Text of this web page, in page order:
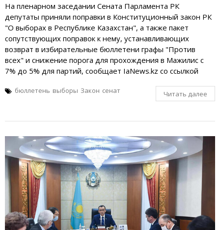
На пленарном заседании Сената Парламента РК
депутаты приняли поправки в Конституционный закон РК
"О выборах в Республике Казахстан", а также пакет
сопутствующих поправок к нему, устанавливающих
возврат в избирательные бюллетени графы "Против
всех" и снижение порога для прохождения в Мажилис с
7% до 5% для партий, сообщает IaNews.kz со ссылкой
бюллетень выборы Закон сенат Читать далее